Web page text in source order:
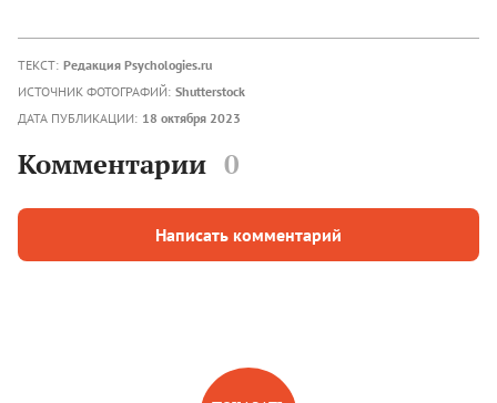
ТЕКСТ: Редакция Psychologies.ru
ИСТОЧНИК ФОТОГРАФИЙ: Shutterstock
ДАТА ПУБЛИКАЦИИ: 18 октября 2023
Комментарии 0
Написать комментарий